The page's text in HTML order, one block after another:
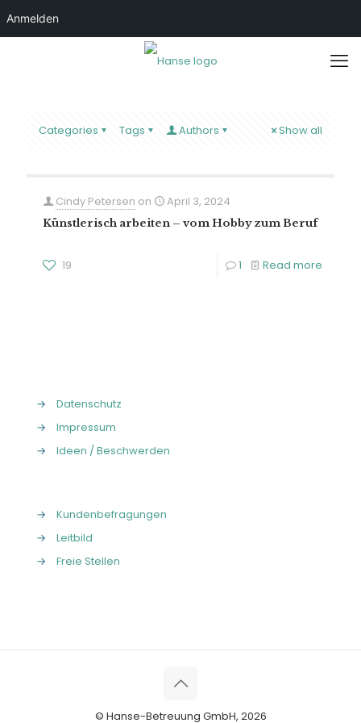
Categories Tags Authors Show all
Cindy Petersen on April 3, 2024
Künstlerisch arbeiten – vom Hobby zum Beruf
19 1 Read more
→
Datenschutz
→
Impressum
→
Ideen / Beschwerden
→
Kundenbefragungen
→
Leitbild
→
Freie Stellen
© Hanse-Betreuung GmbH, 2026
Anmelden